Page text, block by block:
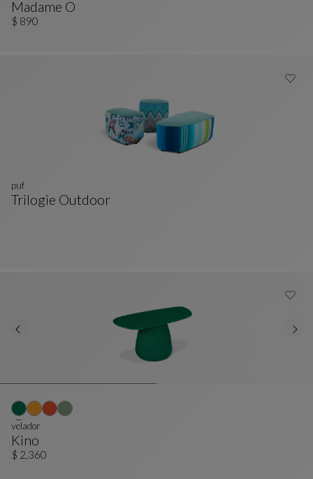
Madame O
Silla
Ver Descripción Completa
$ 890
Trilogie Outdoor
puf
Kino
Velador
Ver Descripción Completa
velador
$ 2,360